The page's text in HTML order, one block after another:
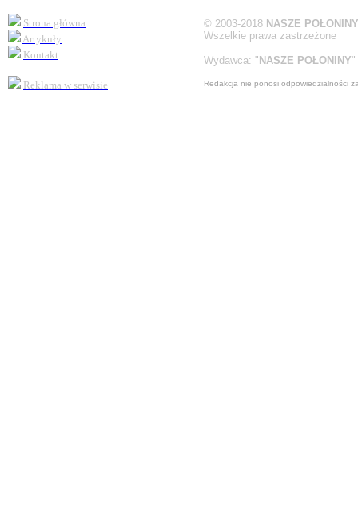
Strona główna
Artykuły
Kontakt
Reklama w serwisie
© 2003-2018 NASZE POŁONINY
Wszelkie prawa zastrzeżone
Wydawca: " NASZE POŁONINY
Redakcja nie ponosi odpowiedzialności